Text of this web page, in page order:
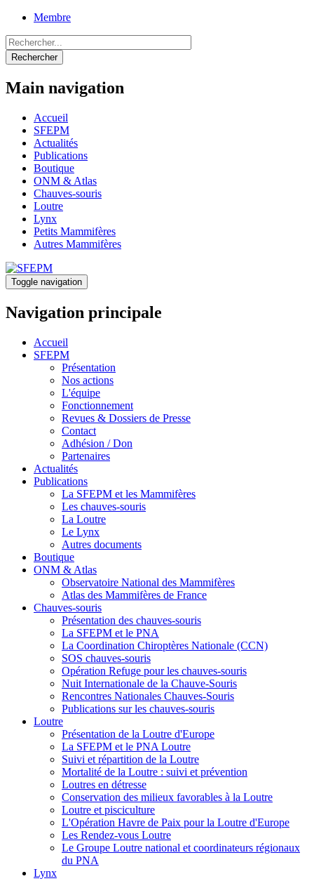
Aller
contenu
principal
Membre
Panier
Rechercher
Main navigation
Accueil
SFEPM
Actualités
Publications
Boutique
ONM & Atlas
Chauves-souris
Loutre
Lynx
Petits Mammifères
Autres Mammifères
Toggle navigation
Navigation principale
Accueil
SFEPM
Présentation
Nos actions
L'équipe
Fonctionnement
Revues & Dossiers de Presse
Contact
Adhésion / Don
Partenaires
Actualités
Publications
La SFEPM et les Mammifères
Les chauves-souris
La Loutre
Le Lynx
Autres documents
Boutique
ONM & Atlas
Observatoire National des Mammifères
Atlas des Mammifères de France
Chauves-souris
Présentation des chauves-souris
La SFEPM et le PNA
La Coordination Chiroptères Nationale (CCN)
SOS chauves-souris
Opération Refuge pour les chauves-souris
Nuit Internationale de la Chauve-Souris
Rencontres Nationales Chauves-Souris
Publications sur les chauves-souris
Loutre
Présentation de la Loutre d'Europe
La SFEPM et le PNA Loutre
Suivi et répartition de la Loutre
Mortalité de la Loutre : suivi et prévention
Loutres en détresse
Conservation des milieux favorables à la Loutre
Loutre et pisciculture
L'Opération Havre de Paix pour la Loutre d'Europe
Les Rendez-vous Loutre
Le Groupe Loutre national et coordinateurs régionaux
du PNA
Lynx